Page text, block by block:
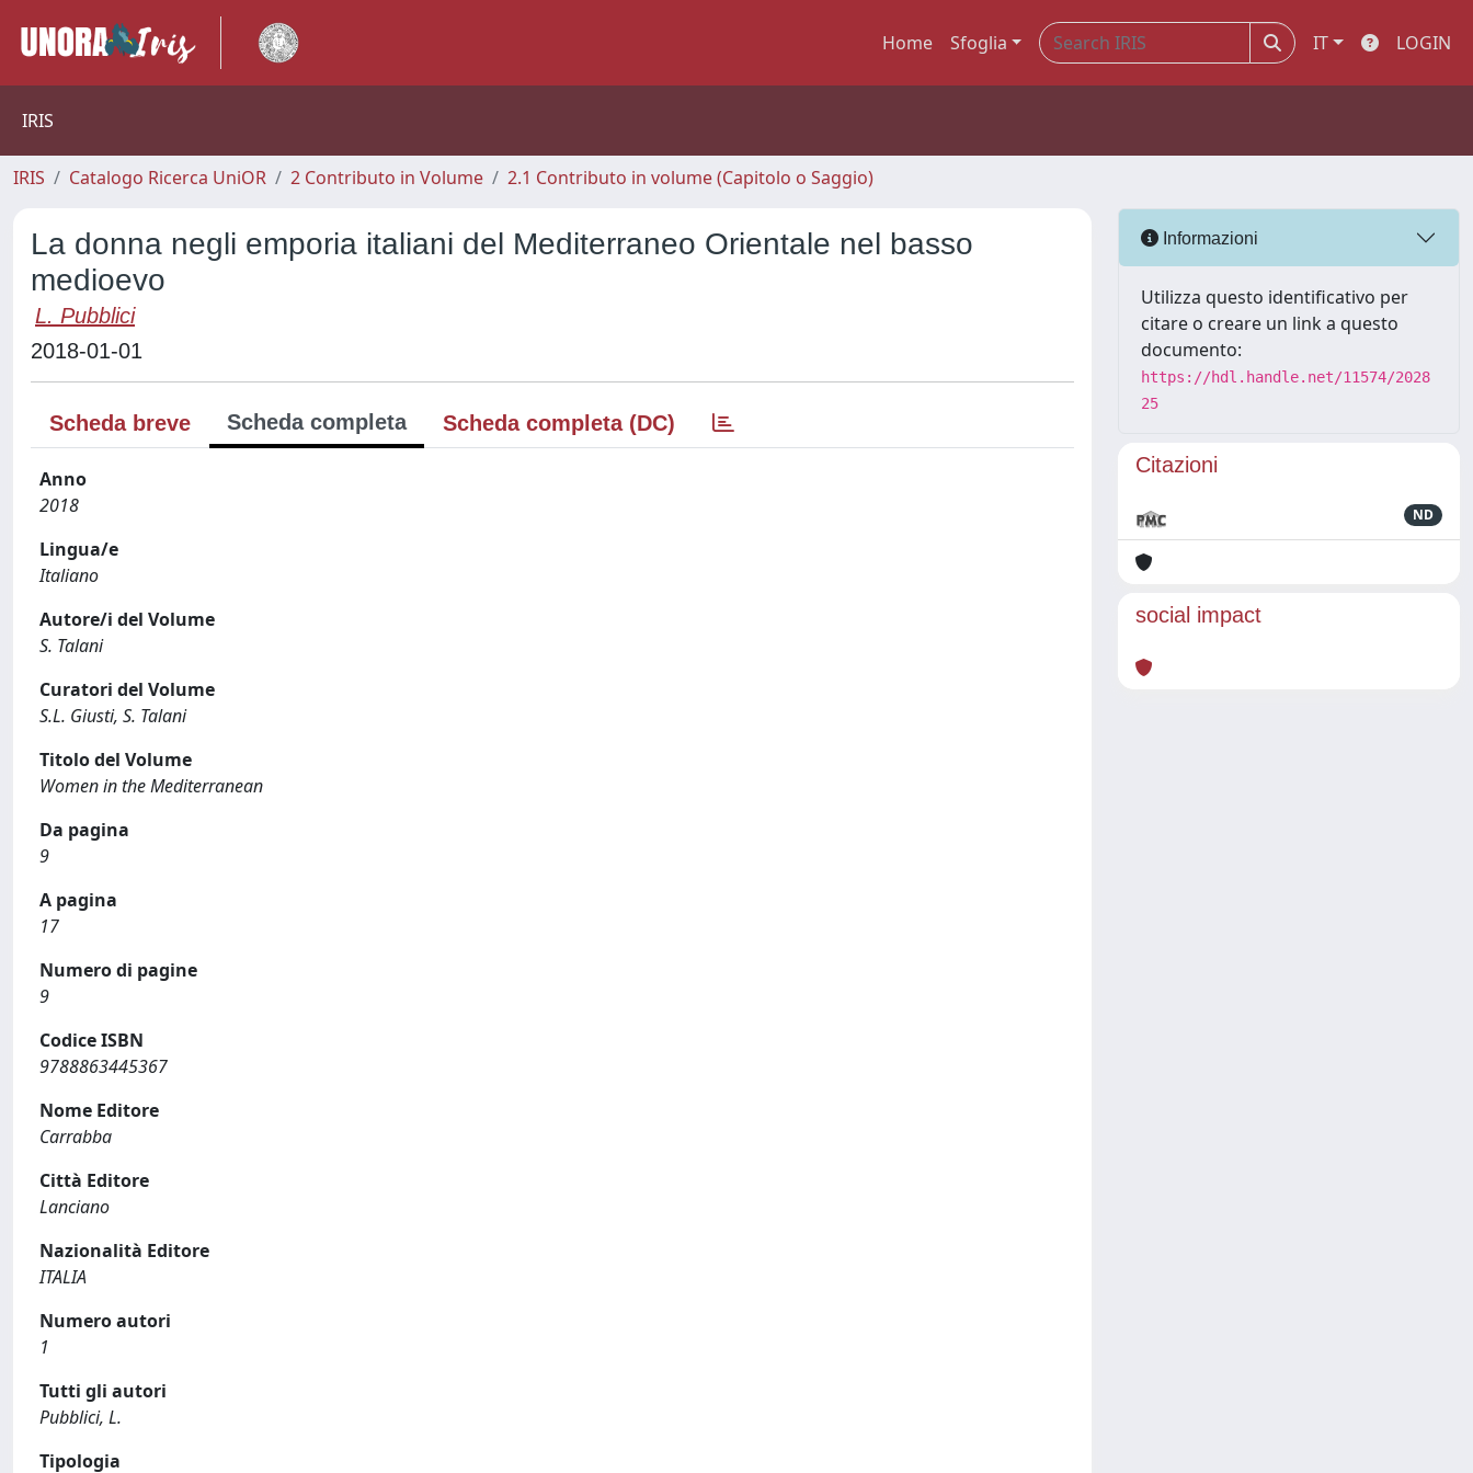
Home Sfoglia IT LOGIN
IRIS
IRIS Catalogo Ricerca UniOR 2 Contributo in Volume 2.1 Contributo in volume (Capitolo o Saggio)
La donna negli emporia italiani del Mediterraneo Orientale nel basso
medioevo
L. Pubblici
2018-01-01
Scheda breve Scheda completa Scheda completa (DC)
Anno
2018
Lingua/e
Italiano
Autore/i del Volume
S. Talani
Curatori del Volume
S.L. Giusti, S. Talani
Titolo del Volume
Women in the Mediterranean
Da pagina
9
A pagina
17
Numero di pagine
9
Codice ISBN
9788863445367
Nome Editore
Carrabba
Città Editore
Lanciano
Nazionalità Editore
ITALIA
Numero autori
1
Tutti gli autori
Pubblici, L.
Tipologia
Informazioni
Utilizza questo identificativo per
citare o creare un link a questo
documento:
https://hdl.handle.net/11574/2028
25
Citazioni
ND
social impact